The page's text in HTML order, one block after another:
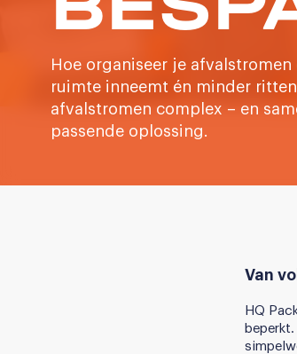
Hoe organiseer je
ruimte inneemt én minder
afvalstromen complex – en
passende oplossing.
Van
HQ